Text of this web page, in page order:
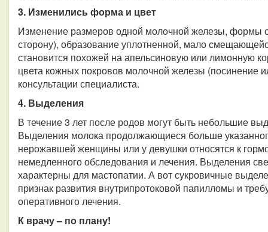
3. Изменились форма и цвет
Изменение размеров одной молочной железы, формы
сторону), образование уплотненной, мало
становится похожей на апельсиновую или лимонную
цвета кожных покровов молочной железы (посинение
консультации специалиста.
4. Выделения
В течение 3 лет после родов могут быть небольшие
Выделения молока продолжающиеся больше
нерожавшей женщины или у девушки относятся к
немедленного обследования и лечения. Выделения
характерны для мастопатии. А вот сукровичные
признак развития внутрипротоковой папилломы и
оперативного лечения.
К врачу – по плану!